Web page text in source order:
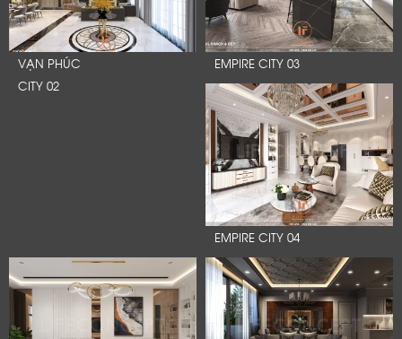
VẠN PHÚC
CITY 02
EMPIRE CITY 03
EMPIRE CITY 04